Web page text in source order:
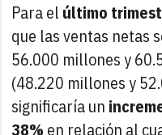
Para el último
que las ventas netas
56.000 millones y
(48.220 millones y
significaría un
38% en relación al